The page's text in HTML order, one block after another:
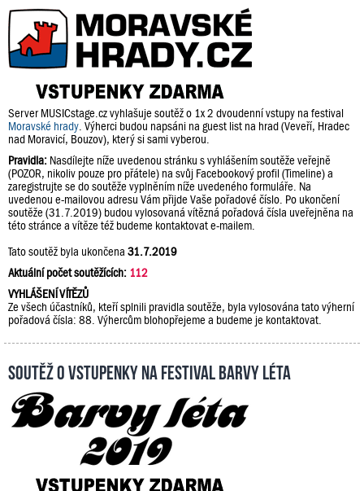
Server MUSICstage.cz vyhlašuje soutěž o 1x 2 dvoudenní vstupy na festival
Moravské hrady . Výherci budou napsáni na guest list na hrad (Veveří, Hradec
nad Moravicí, Bouzov), který si sami vyberou.
Pravidla: Nasdílejte níže uvedenou stránku s vyhlášením soutěže veřejně
(POZOR, nikoliv pouze pro přátele) na svůj Facebookový profil (Timeline) a
zaregistrujte se do soutěže vyplněním níže uvedeného formuláře. Na
uvedenou e-mailovou adresu Vám přijde Vaše pořadové číslo. Po ukončení
soutěže (31.7.2019) budou vylosovaná vítězná pořadová čísla uveřejněna na
této stránce a vítěze též budeme kontaktovat e-mailem.
Tato soutěž byla ukončena 31.7.2019
Aktuální počet soutěžících: 112
VYHLÁŠENÍ VÍTĚZŮ
Ze všech účastníků, kteří splnili pravidla soutěže, byla vylosována tato výherní
pořadová čísla: 88. Výhercům blohopřejeme a budeme je kontaktovat.
Soutěž o vstupenky na festival Barvy léta